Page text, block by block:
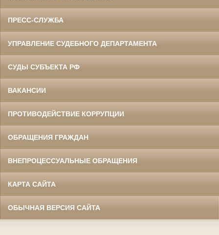
ПРЕСС-СЛУЖБА
УПРАВЛЕНИЕ СУДЕБНОГО ДЕПАРТАМЕНТА
СУДЫ СУБЪЕКТА РФ
ВАКАНСИИ
ПРОТИВОДЕЙСТВИЕ КОРРУПЦИИ
ОБРАЩЕНИЯ ГРАЖДАН
ВНЕПРОЦЕССУАЛЬНЫЕ ОБРАЩЕНИЯ
КАРТА САЙТА
ОБЫЧНАЯ ВЕРСИЯ САЙТА